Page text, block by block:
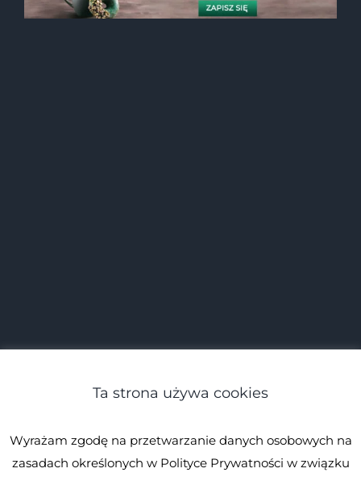
Ta strona używa cookies
Wyrażam zgodę na przetwarzanie danych osobowych na
zasadach określonych w Polityce Prywatności w związku